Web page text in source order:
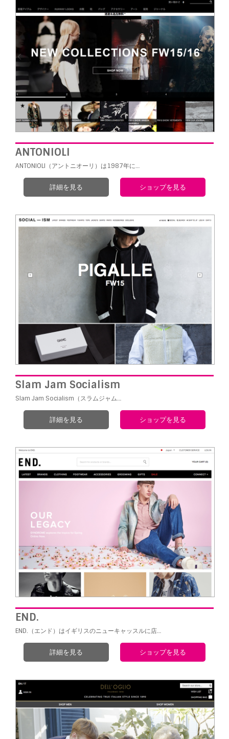
ANTONIOLI
ANTONIOLI（アントニオーリ）は1987年に…
詳細を見る ショップを見る
Slam Jam Socialism
Slam Jam Socialism（スラムジャム…
詳細を見る ショップを見る
END.
END.（エンド）はイギリスのニューキャッスルに店…
詳細を見る ショップを見る